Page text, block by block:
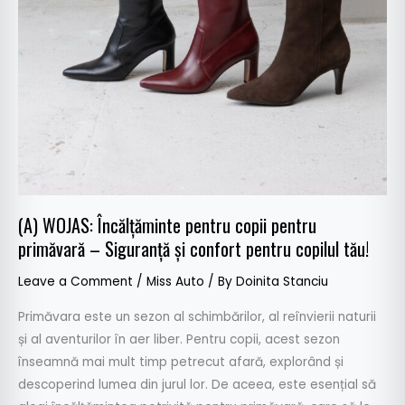
(A) WOJAS: Încălțăminte pentru copii pentru
primăvară – Siguranță și confort pentru copilul tău!
Leave a Comment / Miss Auto / By Doinita Stanciu
Primăvara este un sezon al schimbărilor, al reînvierii naturii
și al aventurilor în aer liber. Pentru copii, acest sezon
înseamnă mai mult timp petrecut afară, explorând și
descoperind lumea din jurul lor. De aceea, este esențial să